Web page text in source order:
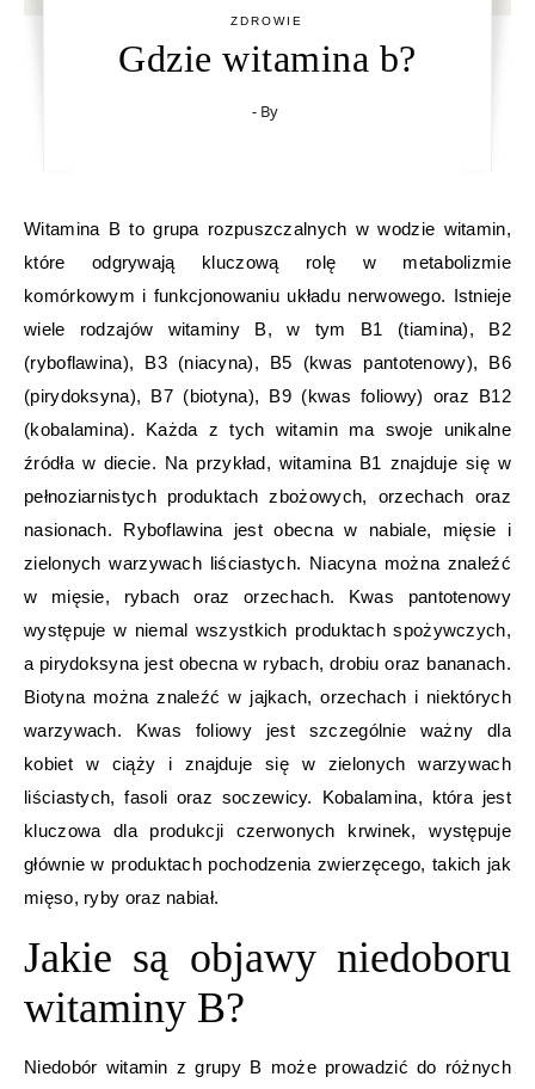
ZDROWIE
Gdzie witamina b?
- By
Witamina B to grupa rozpuszczalnych w wodzie witamin,
które odgrywają kluczową rolę w metabolizmie
komórkowym i funkcjonowaniu układu nerwowego. Istnieje
wiele rodzajów witaminy B, w tym B1 (tiamina), B2
(ryboflawina), B3 (niacyna), B5 (kwas pantotenowy), B6
(pirydoksyna), B7 (biotyna), B9 (kwas foliowy) oraz B12
(kobalamina). Każda z tych witamin ma swoje unikalne
źródła w diecie. Na przykład, witamina B1 znajduje się w
pełnoziarnistych produktach zbożowych, orzechach oraz
nasionach. Ryboflawina jest obecna w nabiale, mięsie i
zielonych warzywach liściastych. Niacyna można znaleźć
w mięsie, rybach oraz orzechach. Kwas pantotenowy
występuje w niemal wszystkich produktach spożywczych,
a pirydoksyna jest obecna w rybach, drobiu oraz bananach.
Biotyna można znaleźć w jajkach, orzechach i niektórych
warzywach. Kwas foliowy jest szczególnie ważny dla
kobiet w ciąży i znajduje się w zielonych warzywach
liściastych, fasoli oraz soczewicy. Kobalamina, która jest
kluczowa dla produkcji czerwonych krwinek, występuje
głównie w produktach pochodzenia zwierzęcego, takich jak
mięso, ryby oraz nabiał.
Jakie są objawy niedoboru
witaminy B?
Niedobór witamin z grupy B może prowadzić do różnych